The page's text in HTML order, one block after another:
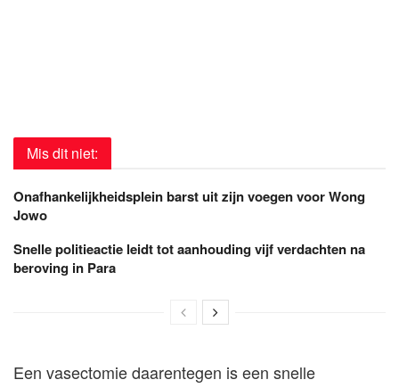
Mis dit niet:
Onafhankelijkheidsplein barst uit zijn voegen voor Wong
Jowo
Snelle politieactie leidt tot aanhouding vijf verdachten na
beroving in Para
Een vasectomie daarentegen is een snelle